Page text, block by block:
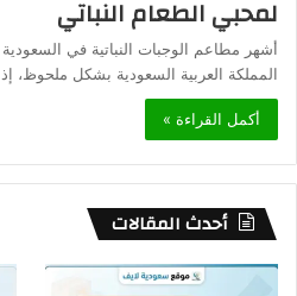
لمحبي الطعام النباتي
أشهر مطاعم الوجبات النباتية في السعودية
المملكة العربية السعودية بشكل ملحوظ،
أكمل القراءة »
أحدث المقالات